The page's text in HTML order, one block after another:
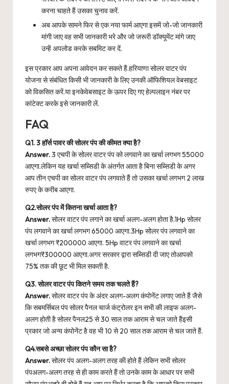
करना चाहते हैं उसका चुनाव करें.
अब आपके सामने फिर से एक नया फार्म आएगा इसमें जो-जो जानकारी
मांगी जाए वह सभी जानकारी भरे और जो जरूरी डॉक्यूमेंट मांगे जाए
उन्हें अपलोड करके सबमिट कर दें.
इस प्रकार आप अपना आवेदन कर सकते हैं.हरियाणा सोलर वाटर पंप
योजना से संबंधित किसी भी जानकारी के लिए उनकी ऑफिशियल वेबसाइट
को विकसित करें.या इनकेवेबसाइट के ऊपर दिए गए हेल्पलाइन नंबर पर
कांटेक्ट करके इसे जानकारी लें.
FAQ
Q1. 3 हॉर्स पावर की सोलर पंप की कीमत क्या है?
Answer.3 एचपी के सोलर वाटर पंप को लगवाने का खर्चा लगभग 55000
आएगा.लेकिन यह खर्चा सब्सिडी के अंतर्गत आता है बिना सब्सिडी के अगर
आप तीन एचपी का सोलर वाटर पंप लगवाते हैं तो उसका खर्चा लगभग 2 लाख
रुपए के करीब आएगा.
Q2.सोलर पंप में कितना खर्चा आता है?
Answer.सोलर वाटर पंप लगाने का खर्चा अलग-अलग होता है.1Hp सोलर
पंप लगवाने का खर्चा लगभग 65000 आएगा.3Hp सोलर पंप लगवाने का
खर्चा लगभग ₹200000 आएगा. 5Hp वाटर पंप लगवाने का खर्चा
लगभग₹300000 आएगा.अगर सरकार द्वारा सब्सिडी दी जाए तोआपको
75% तक की छूट भी मिल सकती है.
Q3. सोलर वाटर पंप कितने समय तक चलते हैं?
Answer.सोलर वाटर पंप के अंदर अलग-अलग कंपोनेंट लगाए जाते हैं जैसे
कि सबमर्सिबल पंप सोलर पैनल चार्ज कंट्रोलर इन सभी की लाइफ अलग-
अलग होती है सोलर पैनल25 से 30 साल तक आराम से चल जाते हैंइसी
प्रकार जो अन्य कंपोनेंट है वह भी 10 से 20 साल तक आराम से चल जाते हैं.
Q4.सबसे अच्छा सोलर पंप कौन सा है?
Answer.सोलर पंप अलग-अलग तरह की होते हैं लेकिन सभी सोलर
पंपअलग-अलग तरह से ही काम करते हैं तो उनके काम के आधार पर सभी